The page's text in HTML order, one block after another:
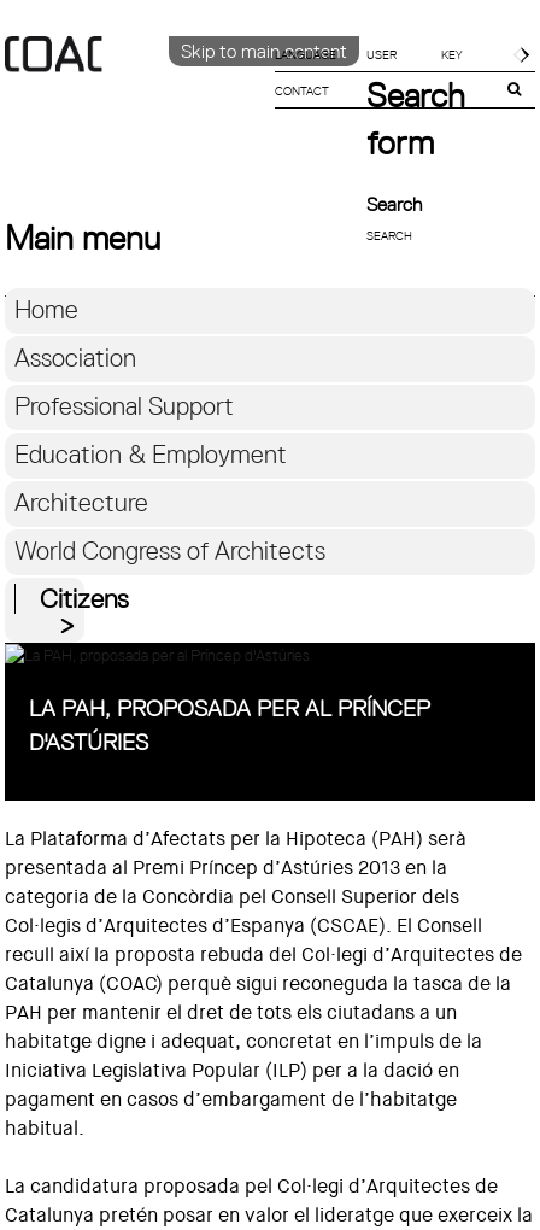
Skip to main content
LANGUAGE
CATALÀ
CONTACT
Search
form
Search
Main menu
Home
Association
Professional Support
Education & Employment
Architecture
World Congress of Architects
Citizens
LA PAH, PROPOSADA PER AL PRÍNCEP
D'ASTÚRIES
La Plataforma d’Afectats per la Hipoteca (PAH) serà
presentada al Premi Príncep d’Astúries 2013 en la
categoria de la Concòrdia pel Consell Superior dels
Col·legis d’Arquitectes d’Espanya (CSCAE). El Consell
recull així la proposta rebuda del Col·legi d’Arquitectes de
Catalunya (COAC) perquè sigui reconeguda la tasca de la
PAH per mantenir el dret de tots els ciutadans a un
habitatge digne i adequat, concretat en l’impuls de la
Iniciativa Legislativa Popular (ILP) per a la dació en
pagament en casos d’embargament de l’habitatge
habitual.
La candidatura proposada pel Col·legi d’Arquitectes de
Catalunya pretén posar en valor el lideratge que exerceix la